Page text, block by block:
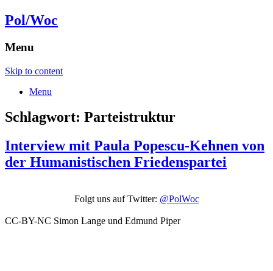
Pol/Woc
Menu
Skip to content
Menu
Schlagwort: Parteistruktur
Interview mit Paula Popescu-Kehnen von
der Humanistischen Friedenspartei
Folgt uns auf Twitter: @PolWoc
CC-BY-NC Simon Lange und Edmund Piper